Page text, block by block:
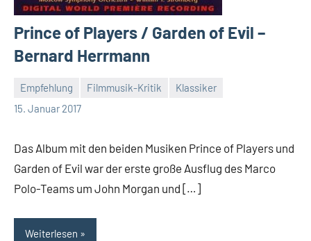
Prince of Players / Garden of Evil –
Bernard Herrmann
Empfehlung Filmmusik-Kritik
Klassiker
15. Januar 2017
Mike
Das Album mit den beiden Musiken Prince of Players und
Garden of Evil war der erste große Ausflug des Marco
Polo-Teams um John Morgan und […]
Weiterlesen